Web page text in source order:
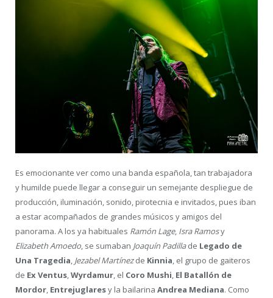
Es emocionante ver como una banda española, tan trabajadora
y humilde puede llegar a conseguir un semejante despliegue de
producción, iluminación, sonido, pirotecnia e invitados, pues iban
a estar acompañados de grandes músicos y amigos del
panorama. A los ya habituales Ramón Lage, Isra Ramosy
Elizabeth Amoedo, se sumaban Joaquín Padillade Legado de
Una Tragedia, Jezabel Martínezde Kinnia, el grupo de gaiteros
de Ex Ventus,Wyrdamur, el Coro Mushi, El Batallón de
Mordor, Entrejuglaresy la bailarina Andrea Mediana. Como